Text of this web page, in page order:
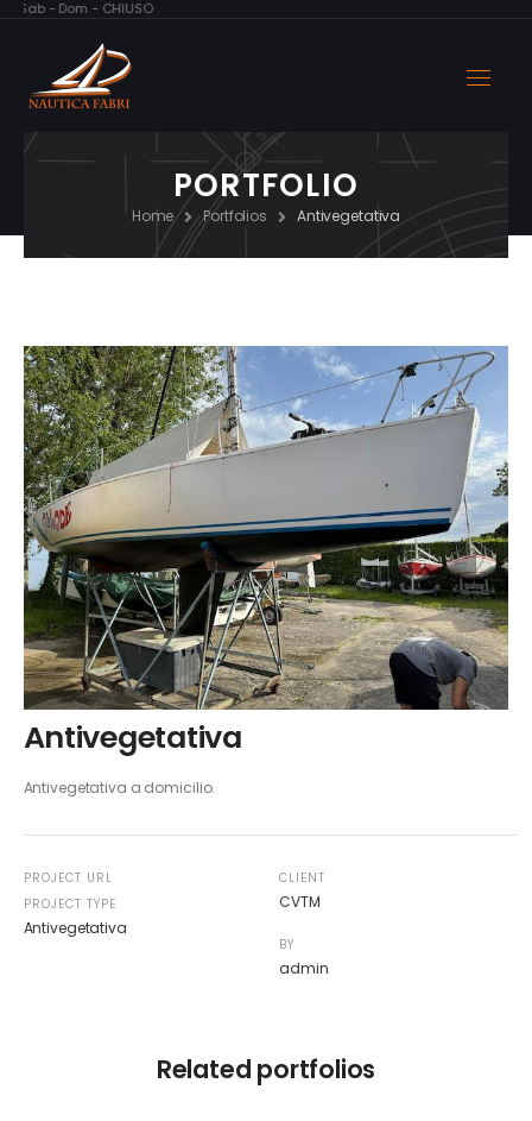
Sab - Dom - CHIUSO
PORTFOLIO
Home Portfolios Antivegetativa
Antivegetativa
Antivegetativa a domicilio.
PROJECT URL
PROJECT TYPE
Antivegetativa
CLIENT
CVTM
BY
admin
Related portfolios